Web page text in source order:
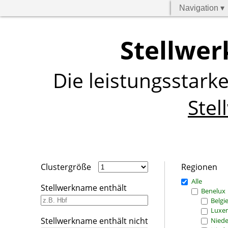
Navigation ▾
Die
Clustergröße
Stellwerkname enthält
Stellwerkname enthält nicht
Regionen
Alle
Benelux